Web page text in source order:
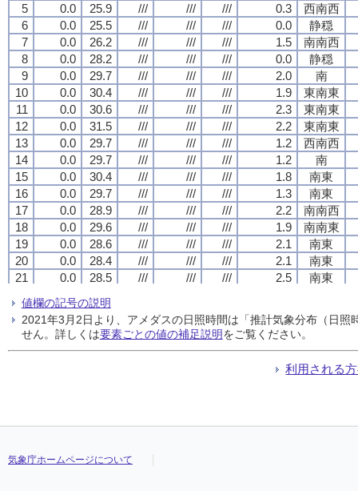
5
0.0 25.9 /// /// /// 0.3
西南西
6
0.0 25.5 /// /// /// 0.0
静穏
7
0.0 26.2 /// /// /// 1.5
南南西
8
0.0 28.2 /// /// /// 0.0
静穏
9
0.0 29.7 /// /// /// 2.0
南
10
0.0 30.4 /// /// /// 1.9
東南東
11
0.0 30.6 /// /// /// 2.3
東南東
12
0.0 31.5 /// /// /// 2.2
東南東
13
0.0 29.7 /// /// /// 1.2
西南西
14
0.0 29.7 /// /// /// 1.2
南
15
0.0 30.4 /// /// /// 1.8
南東
16
0.0 29.7 /// /// /// 1.3
南東
17
0.0 28.9 /// /// /// 2.2
南南西
18
0.0 29.6 /// /// /// 1.9
南南東
19
0.0 28.6 /// /// /// 2.1
南東
20
0.0 28.4 /// /// /// 2.1
南東
21
0.0 28.5 /// /// /// 2.5
南東
28.4
23
0.0 28.3
南南東
24
0.0 27.8 /// /// /// 2.1 南
5
0.0 25.9 /// /// /// 0.3
西南西
6
0.0 25.5 /// /// /// 0.0
静穏
7
0.0 26.2 /// /// /// 1.5
南南西
8
0.0 28.2 /// /// /// 0.0
静穏
9
0.0 29.7 /// /// /// 2.0
南
10
0.0 30.4 /// /// /// 1.9
東南東
11
0.0 30.6 /// /// /// 2.3
東南東
12
0.0 31.5 /// /// /// 2.2
東南東
13
0.0 29.7 /// /// /// 1.2
西南西
14
0.0 29.7 /// /// /// 1.2
南
15
0.0 30.4 /// /// /// 1.8
南東
16
0.0 29.7 /// /// /// 1.3
南東
17
0.0 28.9 /// /// /// 2.2
南南西
18
0.0 29.6 /// /// /// 1.9
南南東
19
0.0 28.6 /// /// /// 2.1
南東
20
0.0 28.4 /// /// /// 2.1
南東
21
0.0 28.5 /// /// /// 2.5
南東
28.4
23
0.0 28.3
南南東
24
0.0 27.8 /// /// /// 2.1 南
5
0.0 25.9 /// /// /// 0.3
西南西
6
0.0 25.5 /// /// /// 0.0
静穏
7
0.0 26.2 /// /// /// 1.5
南南西
8
0.0 28.2 /// /// /// 0.0
静穏
9
0.0 29.7 /// /// /// 2.0
南
10
0.0 30.4 /// /// /// 1.9
東南東
11
0.0 30.6 /// /// /// 2.3
東南東
12
0.0 31.5 /// /// /// 2.2
東南東
13
0.0 29.7 /// /// /// 1.2
西南西
14
0.0 29.7 /// /// /// 1.2
南
15
0.0 30.4 /// /// /// 1.8
南東
16
0.0 29.7 /// /// /// 1.3
南東
17
0.0 28.9 /// /// /// 2.2
南南西
18
0.0 29.6 /// /// /// 1.9
南南東
19
0.0 28.6 /// /// /// 2.1
南東
20
0.0 28.4 /// /// /// 2.1
南東
21
0.0 28.5 /// /// /// 2.5
南東
28.4
23
0.0 28.3
南南東
24
0.0 27.8 /// /// /// 2.1 南
5
0.0 25.9 /// /// /// 0.3
西南西
6
0.0 25.5 /// /// /// 0.0
静穏
7
0.0 26.2 /// /// /// 1.5
南南西
8
0.0 28.2 /// /// /// 0.0
静穏
9
0.0 29.7 /// /// /// 2.0
南
10
0.0 30.4 /// /// /// 1.9
東南東
11
0.0 30.6 /// /// /// 2.3
東南東
12
0.0 31.5 /// /// /// 2.2
東南東
13
0.0 29.7 /// /// /// 1.2
西南西
14
0.0 29.7 /// /// /// 1.2
南
15
0.0 30.4 /// /// /// 1.8
南東
16
0.0 29.7 /// /// /// 1.3
南東
17
0.0 28.9 /// /// /// 2.2
南南西
18
0.0 29.6 /// /// /// 1.9
南南東
19
0.0 28.6 /// /// /// 2.1
南東
20
0.0 28.4 /// /// /// 2.1
南東
21
0.0 28.5 /// /// /// 2.5
南東
28.4
23
0.0 28.3
南南東
24
0.0 27.8 /// /// /// 2.1 南
値欄の記号の説明
2021年3月2日より、アメダスの日照時間は「推計気象分布（日
せん。詳しくは要素ごとの値の補足説明をご覧ください。
利用される
気象庁ホームページについて